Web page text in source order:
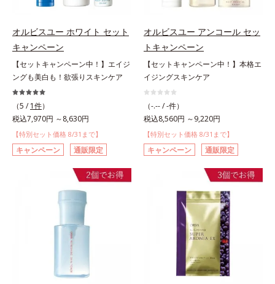
オルビスユー ホワイト セット
キャンペーン
【セットキャンペーン中！】エイジ
ングも美白も！欲張りスキンケア
（5 / 1件）
税込7,970円 ～8,630円
【特別セット価格 8/31まで】
キャンペーン 通販限定
オルビスユー アンコール セッ
トキャンペーン
【セットキャンペーン中！】本格エ
イジングスキンケア
（-.-- / -件）
税込8,560円 ～9,220円
【特別セット価格 8/31まで】
キャンペーン 通販限定